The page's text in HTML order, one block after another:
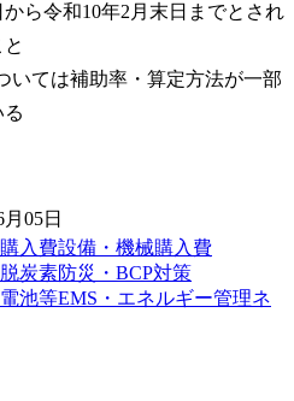
ら令和10年2月末日までとされ
いては補助率・算定方法が一部
05日
入費設備・機械購入費
炭素防災・BCP対策
池等EMS・エネルギー管理ネ